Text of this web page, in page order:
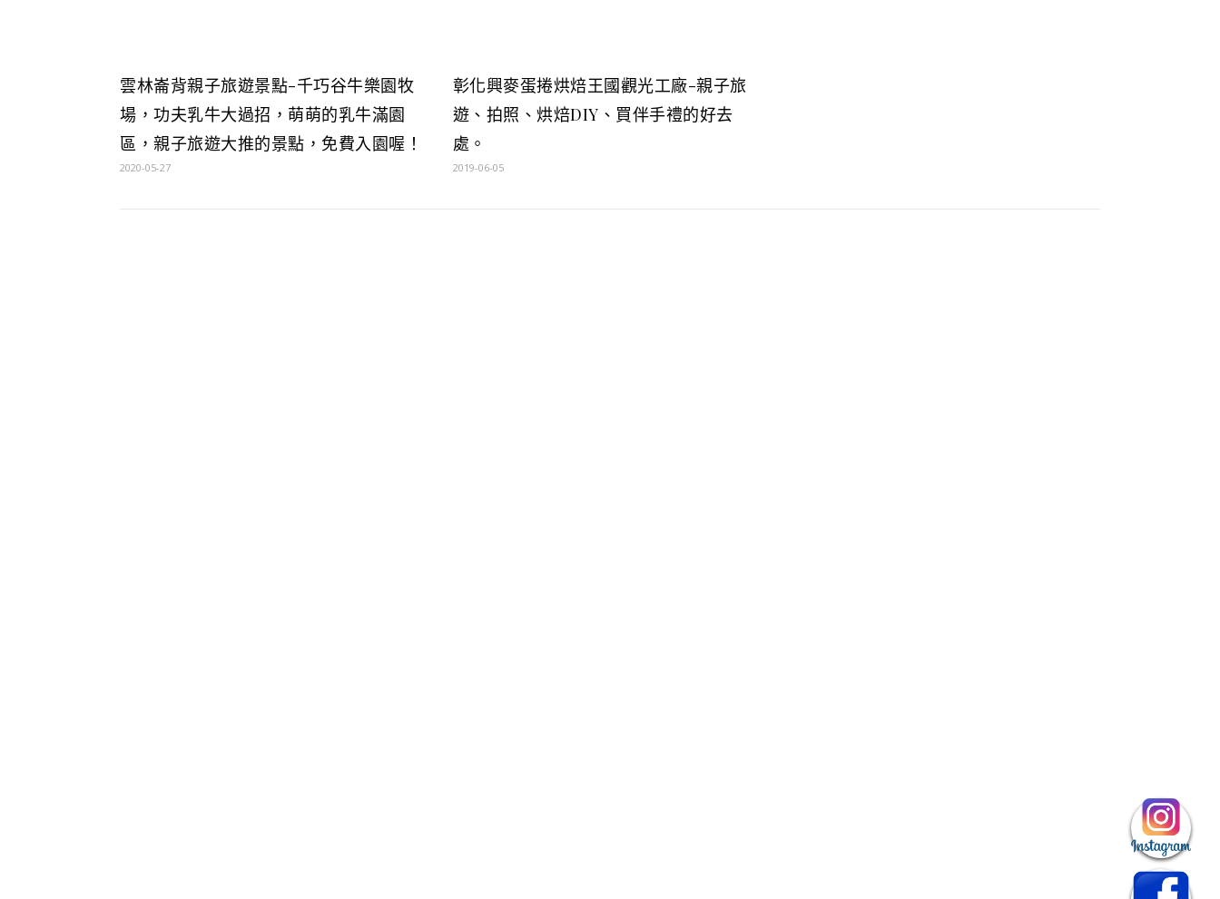
雲林崙背親子旅遊景點-千巧谷牛樂園牧
場，功夫乳牛大過招，萌萌的乳牛滿園
區，親子旅遊大推的景點，免費入園喔！
2020-05-27
彰化興麥蛋捲烘焙王國觀光工廠-親子旅
遊、拍照、烘焙DIY、買伴手禮的好去
處。
2019-06-05